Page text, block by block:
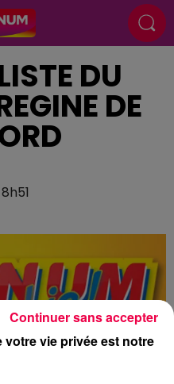
DU
DE
votre vie privée est notre
Continuer sans accepter